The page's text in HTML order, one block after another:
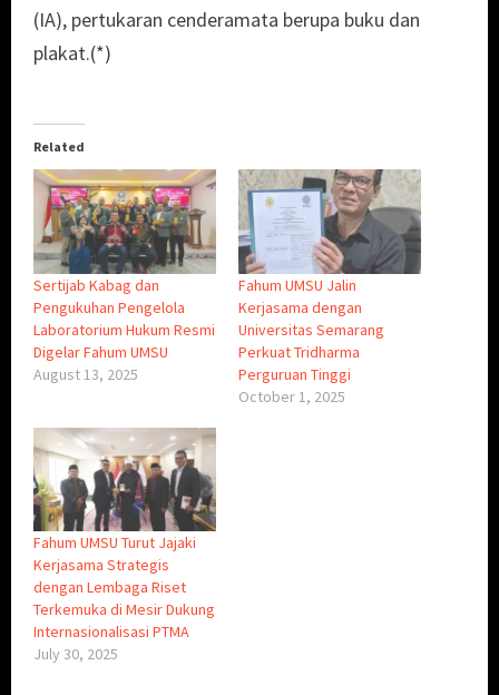
(IA), pertukaran cenderamata berupa buku dan
plakat.(*)
Related
Sertijab Kabag dan
Pengukuhan Pengelola
Laboratorium Hukum Resmi
Digelar Fahum UMSU
August 13, 2025
Fahum UMSU Jalin
Kerjasama dengan
Universitas Semarang
Perkuat Tridharma
Perguruan Tinggi
October 1, 2025
Fahum UMSU Turut Jajaki
Kerjasama Strategis
dengan Lembaga Riset
Terkemuka di Mesir Dukung
Internasionalisasi PTMA
July 30, 2025